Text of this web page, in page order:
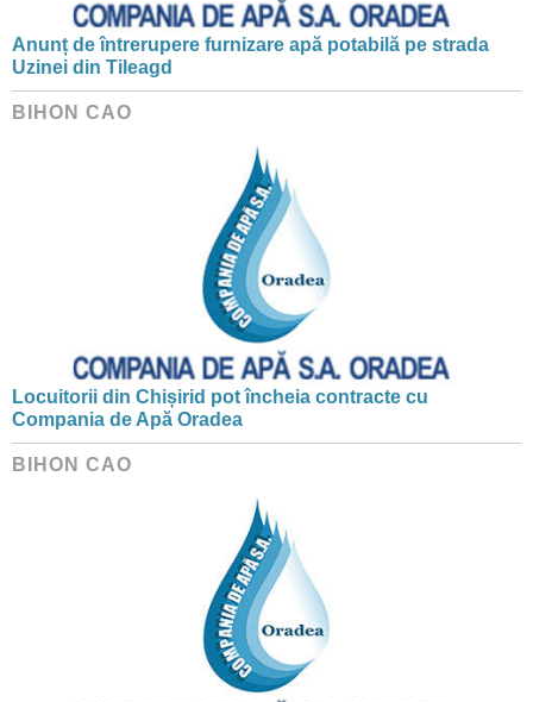
Anunț de întrerupere furnizare apă potabilă pe strada
Uzinei din Tileagd
BIHON CAO
Locuitorii din Chișirid pot încheia contracte cu
Compania de Apă Oradea
BIHON CAO